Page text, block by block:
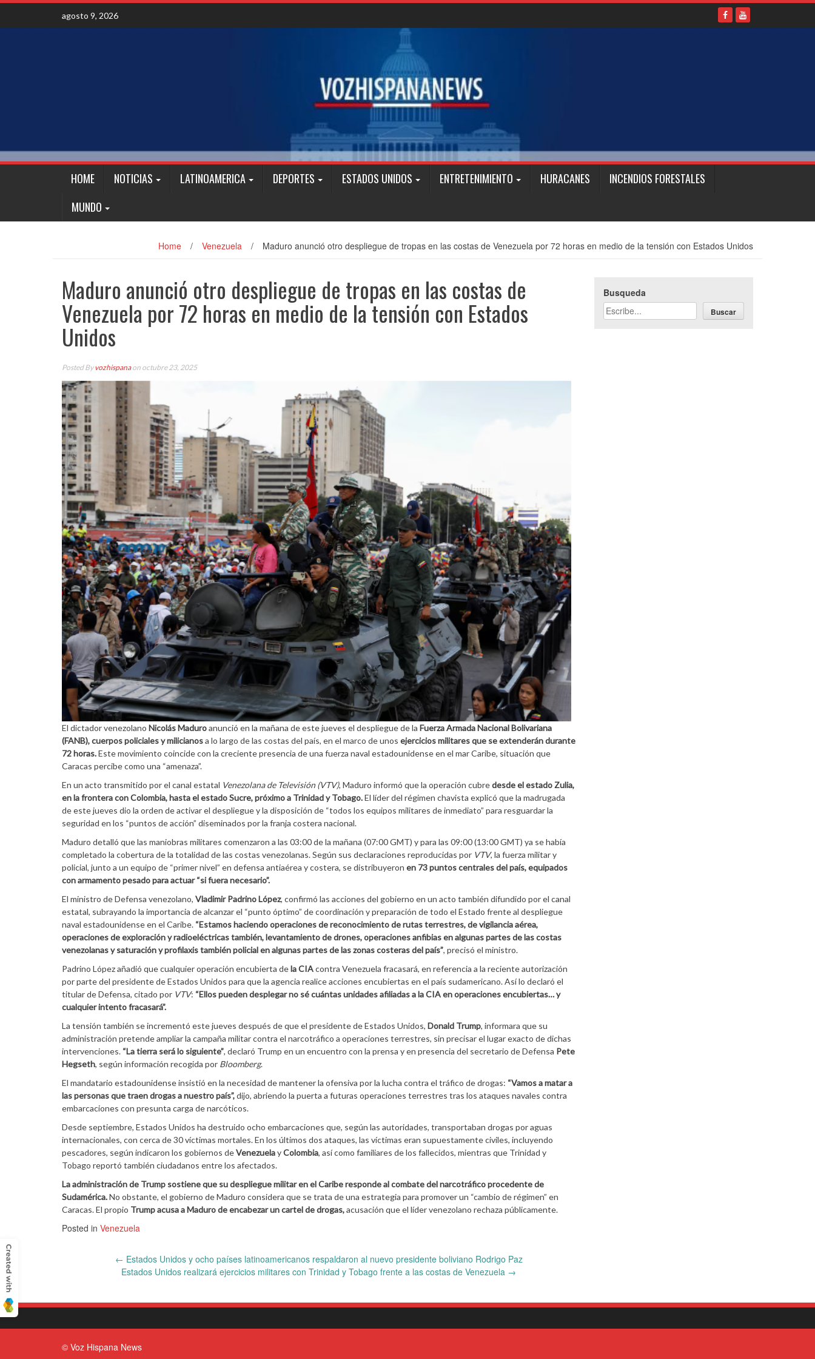
Skip
content
agosto 9, 2026
HOME NOTICIAS LATINOAMERICA DEPORTES ESTADOS UNIDOS ENTRETENIMIENTO HURACANES
INCENDIOS FORESTALES
MUNDO
Home / Venezuela / Maduro anunció otro despliegue de tropas en las costas de Venezuela por 72 horas en medio de la tensión con Estados Unidos
Maduro anunció otro despliegue de tropas en las costas de
Venezuela por 72 horas en medio de la tensión con Estados
Unidos
Posted Byvozhispanaon octubre 23, 2025
El dictador venezolano Nicolás Maduroanunció en la mañana de este jueves el despliegue de la Fuerza Armada Nacional Bolivariana
(FANB), cuerpos policiales y milicianosa lo largo de las costas del país, en el marco de unos ejercicios militares que se extenderán durante
72 horas.Este movimiento coincide con la creciente presencia de una fuerza naval estadounidense en el mar Caribe, situación que
Caracas percibe como una “amenaza”.
En un acto transmitido por el canal estatal Venezolana de Televisión (VTV), Maduro informó que la operación cubredesde el estado Zulia,
en la frontera con Colombia, hasta el estado Sucre, próximo a Trinidad y Tobago.El líder del régimen chavista explicó que la madrugada
de este jueves dio la orden de activar el despliegue y la disposición de “todos los equipos militares de inmediato” para resguardar la
seguridad en los “puntos de acción” diseminados por la franja costera nacional.
Maduro detalló que las maniobras militares comenzaron a las 03:00 de la mañana (07:00 GMT) y para las 09:00 (13:00 GMT) ya se había
completado la cobertura de la totalidad de las costas venezolanas. Según sus declaraciones reproducidas por VTV, la fuerza militar y
policial, junto a un equipo de “primer nivel” en defensa antiaérea y costera, se distribuyeron en 73 puntos centrales del país, equipados
con armamento pesado para actuar “si fuera necesario”.
El ministro de Defensa venezolano, Vladimir Padrino López, confirmó las acciones del gobierno en un acto también difundido por el canal
estatal, subrayando la importancia de alcanzar el “punto óptimo” de coordinación y preparación de todo el Estado frente al despliegue
naval estadounidense en el Caribe. “Estamos haciendo operaciones de reconocimiento de rutas terrestres, de vigilancia aérea,
operaciones de exploración y radioeléctricas también, levantamiento de drones, operaciones anfibias en algunas partes de las costas
venezolanas y saturación y profilaxis también policial en algunas partes de las zonas costeras del país”, precisó el ministro.
Padrino López añadió que cualquier operación encubierta dela CIAcontra Venezuela fracasará, en referencia a la reciente autorización
por parte del presidente de Estados Unidos para que la agencia realice acciones encubiertas en el país sudamericano. Así lo declaró el
titular de Defensa, citado por VTV: “Ellos pueden desplegar no sé cuántas unidades afiliadas a la CIA en operaciones encubiertas… y
cualquier intento fracasará”.
La tensión también se incrementó este jueves después de que el presidente de Estados Unidos, Donald Trump, informara que su
administración pretende ampliar la campaña militar contra el narcotráfico a operaciones terrestres, sin precisar el lugar exacto de dichas
intervenciones. “La tierra será lo siguiente”, declaró Trump en un encuentro con la prensa y en presencia del secretario de Defensa Pete
Hegseth, según información recogida por Bloomberg.
El mandatario estadounidense insistió en la necesidad de mantener la ofensiva por la lucha contra el tráfico de drogas: “Vamos a matar a
las personas que traen drogas a nuestro país”,dijo, abriendo la puerta a futuras operaciones terrestres tras los ataques navales contra
embarcaciones con presunta carga de narcóticos.
Desde septiembre, Estados Unidos ha destruido ocho embarcaciones que, según las autoridades, transportaban drogas por aguas
internacionales, con cerca de 30 víctimas mortales. En los últimos dos ataques, las víctimas eran supuestamente civiles, incluyendo
pescadores, según indicaron los gobiernos deVenezuelayColombia, así como familiares de los fallecidos, mientras que Trinidad y
Tobago reportó también ciudadanos entre los afectados.
La administración de Trump sostiene que su despliegue militar en el Caribe responde al combate del narcotráfico procedente de
Sudamérica.No obstante, el gobierno de Maduro considera que se trata de una estrategia para promover un “cambio de régimen” en
Caracas. El propio Trump acusa a Maduro de encabezar un cartel de drogas,acusación que el líder venezolano rechaza públicamente.
Posted in Venezuela
← Estados Unidos y ocho países latinoamericanos respaldaron al nuevo presidente boliviano Rodrigo Paz
Estados Unidos realizará ejercicios militares con Trinidad y Tobago frente a las costas de Venezuela →
Busqueda
Buscar
© Voz Hispana News